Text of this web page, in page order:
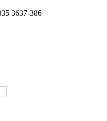
3637-386